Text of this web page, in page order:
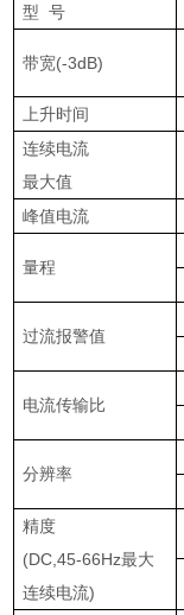
型 号
带宽(-3dB)
上升时间
连续电流
最大值
峰值电流
量程
过流报警值
电流传输比
分辨率
精度
(DC,45-66Hz最大
连续电流)